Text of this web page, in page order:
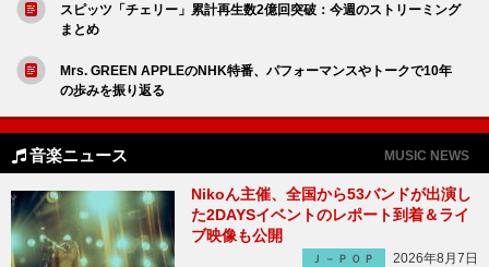
スピッツ「チェリー」累計再生数2億回突破：今週のストリーミング
まとめ
Mrs. GREEN APPLEのNHK特番、パフォーマンスやトークで10年
の歩みを振り返る
音楽ニュース MUSIC NEWS
Nikoん主催、全国から53バンドが出演し
た2DAYSイベントのレポート到着＆ライ
ブ映像も公開
Ｊ－ＰＯＰ 2026年8月7日